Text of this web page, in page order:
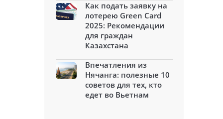
Как подать заявку на
лотерею Green Card
2025: Рекомендации
для граждан
Казахстана
Впечатления из
Нячанга: полезные 10
советов для тех, кто
едет во Вьетнам